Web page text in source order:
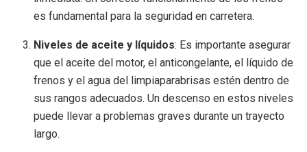
es fundamental para la seguridad en carretera.
Niveles de aceite y líquidos: Es importante asegurar
que el aceite del motor, el anticongelante, el líquido de
frenos y el agua del limpiaparabrisas estén dentro de
sus rangos adecuados. Un descenso en estos niveles
puede llevar a problemas graves durante un trayecto
largo.